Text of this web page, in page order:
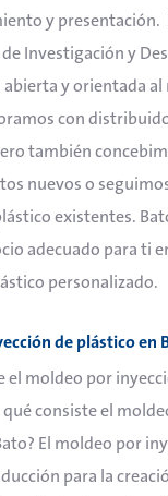
y presentación.
Investigación y
abierta y orientada
con
también
nuevos o
existentes.
adecuado para ti
personalizado.
de plástico en
el moldeo por
qué consiste el
El moldeo por
para la